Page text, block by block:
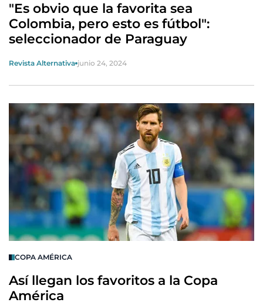
"Es obvio que la favorita sea
Colombia, pero esto es fútbol":
seleccionador de Paraguay
Revista Alternativa junio 24, 2024
COPA AMÉRICA
Así llegan los favoritos a la Copa
América